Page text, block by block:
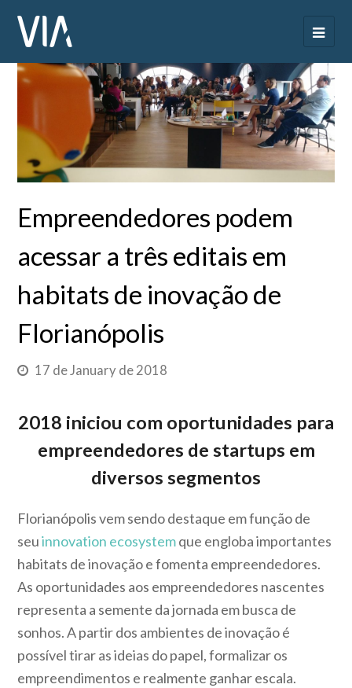
Empreendedores podem
acessar a três editais em
habitats de inovação de
Florianópolis
17 de January de 2018
2018 iniciou com oportunidades para
empreendedores de startups em
diversos segmentos
Florianópolis vem sendo destaque em função de
seuinnovation ecosystemque engloba importantes
habitats de inovação e fomenta empreendedores.
As oportunidades aos empreendedores nascentes
representa a semente da jornada em busca de
sonhos. A partir dos ambientes de inovação é
possível tirar as ideias do papel, formalizar os
empreendimentos e realmente ganhar escala.